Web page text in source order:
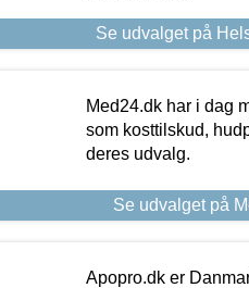
Se udvalget på
Med24.dk har i dag
som kosttilskud,
deres udvalg.
Se udvalget på
Apopro.dk er